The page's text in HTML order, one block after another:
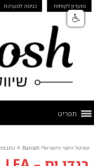
מועדון לקוחות כניסה למערכת
תפריט
פורטל היופי הישראלי Barosh » כתבות